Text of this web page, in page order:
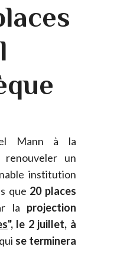
Mann à la
un
institution
que 20 places
la projection
", le 2 juillet, à
se terminera